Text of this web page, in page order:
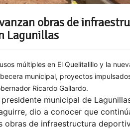
obras de
Lagunillas
múltiples en El Quelitalillo y la
municipal, proyectos
Ricardo Gallardo.
presidente municipal de
dio a conocer que
obras de infraestructura